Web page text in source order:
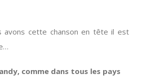
avons cette chanson en tête il est
comme dans tous les pays